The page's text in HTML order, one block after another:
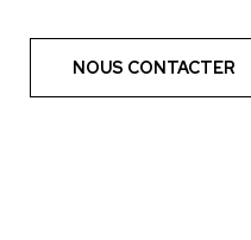
NOUS CONTACTER